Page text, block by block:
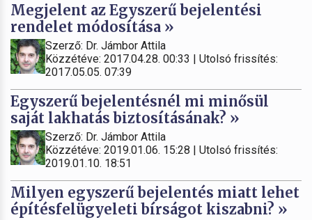
Megjelent az Egyszerű bejelentési
rendelet módosítása »
Szerző: Dr. Jámbor Attila
Közzétéve: 2017.04.28. 00:33 | Utolsó frissítés:
2017.05.05. 07:39
Egyszerű bejelentésnél mi minősül
saját lakhatás biztosításának? »
Szerző: Dr. Jámbor Attila
Közzétéve: 2019.01.06. 15:28 | Utolsó frissítés:
2019.01.10. 18:51
Milyen egyszerű bejelentés miatt lehet
építésfelügyeleti bírságot kiszabni? »